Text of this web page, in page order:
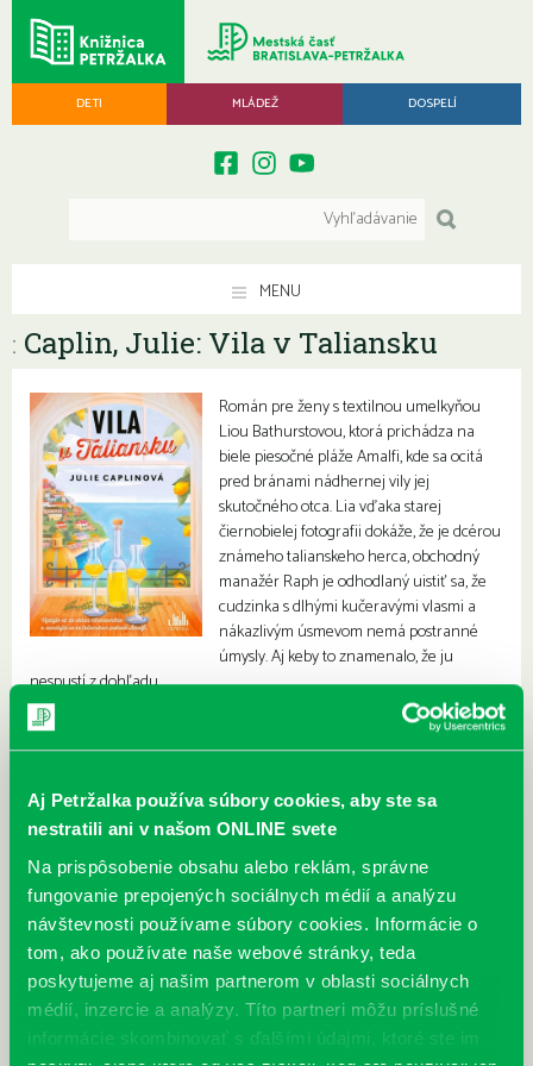
Aj Petržalka používa súbory cookies, aby ste sa
nestratili ani v našom ONLINE svete
Na prispôsobenie obsahu alebo reklám, správne
fungovanie prepojených sociálnych médií a analýzu
návštevnosti používame súbory cookies. Informácie o
tom, ako používate naše webové stránky, teda
poskytujeme aj našim partnerom v oblasti sociálnych
médií, inzercie a analýzy. Títo partneri môžu príslušné
informácie skombinovať s ďalšími údajmi, ktoré ste im
DETI MLÁDEŽ DOSPELÍ
MENU
: Caplin, Julie: Vila v Taliansku
Román pre ženy s textilnou umelkyňou
Liou Bathurstovou, ktorá prichádza na
biele piesočné pláže Amalfi, kde sa ocitá
pred bránami nádhernej vily jej
skutočného otca. Lia vďaka starej
čiernobielej fotografii dokáže, že je dcérou
známeho talianskeho herca, obchodný
manažér Raph je odhodlaný uistiť sa, že
cudzinka s dlhými kučeravými vlasmi a
nákazlivým úsmevom nemá postranné
úmysly. Aj keby to znamenalo, že ju
nespustí z dohľadu.